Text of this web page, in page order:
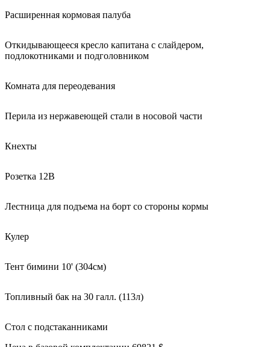
Расширенная кормовая палуба
Откидывающееся кресло капитана с слайдером,
подлокотниками и подголовником
Комната для переодевания
Перила из нержавеющей стали в носовой части
Кнехты
Розетка 12В
Лестница для подъема на борт со стороны кормы
Кулер
Тент бимини 10' (304см)
Топливный бак на 30 галл. (113л)
Стол с подстаканниками